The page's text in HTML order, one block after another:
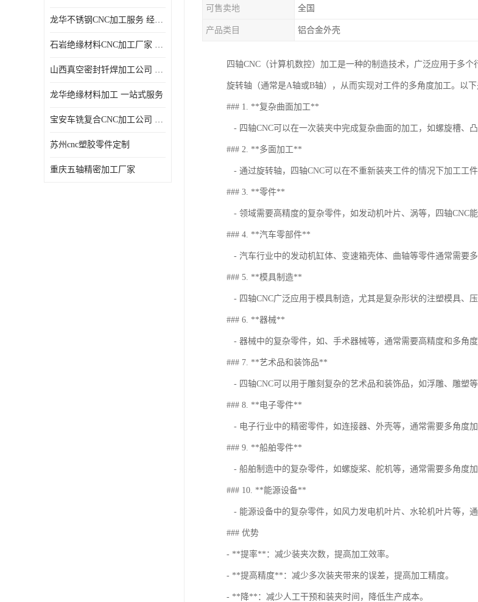
龙华不锈钢CNC加工服务 经验丰富
石岩绝缘材料CNC加工厂家 技术成熟
山西真空密封钎焊加工公司 经验丰富
龙华绝缘材料加工 一站式服务
宝安车铣复合CNC加工公司 技术成熟
苏州cnc塑胶零件定制
重庆五轴精密加工厂家
可售卖地 全国
产品类目 铝合金外壳
四轴CNC（计算机数控）加工是一种的制造技术，广泛应用于多
旋转轴（通常是A轴或B轴），从而实现对工件的多角度加工。以下
### 1. **复杂曲面加工**
- 四轴CNC可以在一次装夹中完成复杂曲面的加工，如螺旋槽、
### 2. **多面加工**
- 通过旋转轴，四轴CNC可以在不重新装夹工件的情况下加工工
### 3. **零件**
- 领域需要高精度的复杂零件，如发动机叶片、涡等，四轴CNC
### 4. **汽车零部件**
- 汽车行业中的发动机缸体、变速箱壳体、曲轴等零件通常需要
### 5. **模具制造**
- 四轴CNC广泛应用于模具制造，尤其是复杂形状的注塑模具、
### 6. **器械**
- 器械中的复杂零件，如、手术器械等，通常需要高精度和多角度
### 7. **艺术品和装饰品**
- 四轴CNC可以用于雕刻复杂的艺术品和装饰品，如浮雕、雕塑
### 8. **电子零件**
- 电子行业中的精密零件，如连接器、外壳等，通常需要多角度加
### 9. **船舶零件**
- 船舶制造中的复杂零件，如螺旋桨、舵机等，通常需要多角度加
### 10. **能源设备**
- 能源设备中的复杂零件，如风力发电机叶片、水轮机叶片等，
### 优势
- **提率**：减少装夹次数，提高加工效率。
- **提高精度**：减少多次装夹带来的误差，提高加工精度。
- **降**：减少人工干预和装夹时间，降低生产成本。